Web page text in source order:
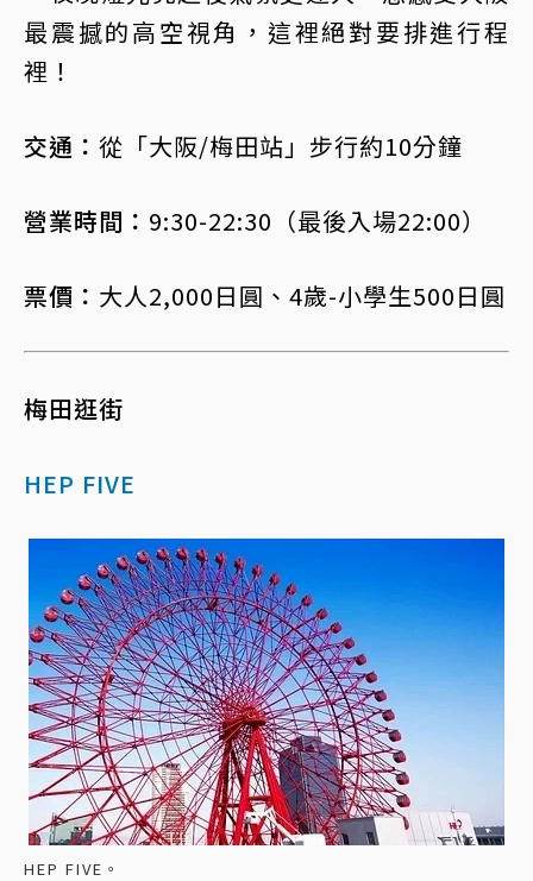
最震撼的高空視角，這裡絕對要排進行程
裡！
交通： 從「大阪/梅田站」步行約10分鐘
營業時間： 9:30-22:30（最後入場22:00）
票價： 大人2,000日圓、4歲-小學生500日圓
梅田逛街
HEP FIVE
HEP FIVE。